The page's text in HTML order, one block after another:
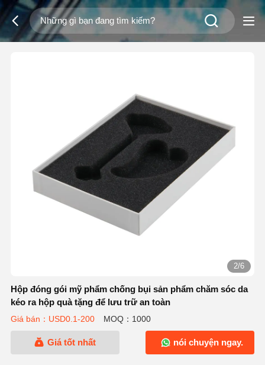
2/6
Hộp đóng gói mỹ phẩm chống bụi sản phẩm chăm sóc da
kéo ra hộp quà tặng để lưu trữ an toàn
Giá bán：USD0.1-200 MOQ：1000
Giá tốt nhất nói chuyện ngay.